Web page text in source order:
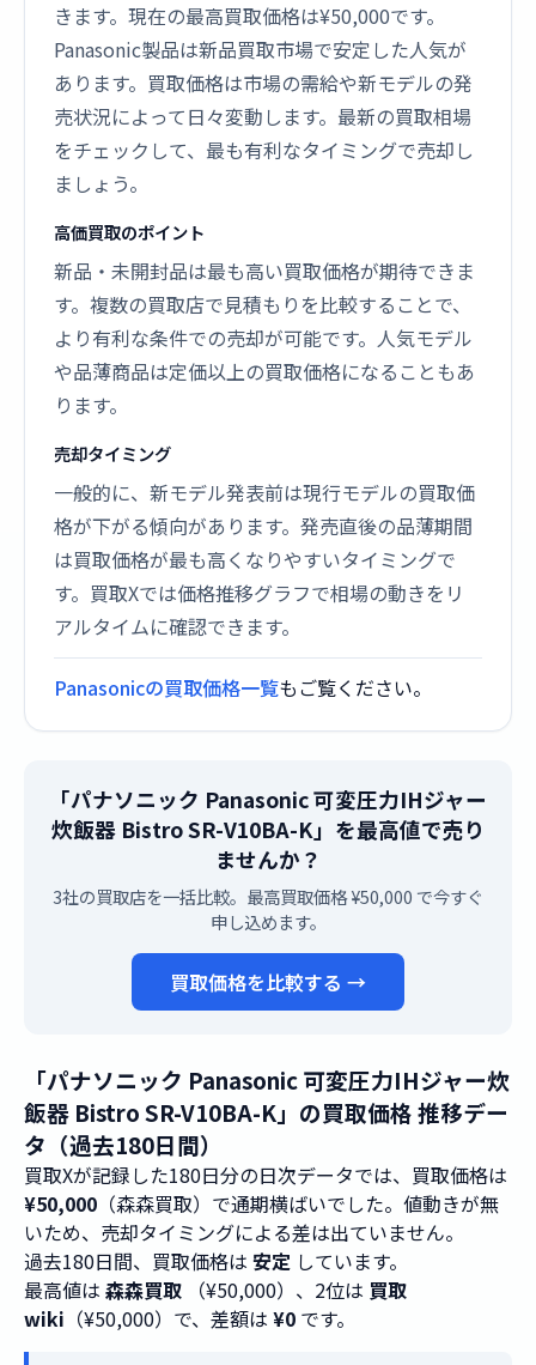
きます。現在の最高買取価格は¥50,000です。
Panasonic製品は新品買取市場で安定した人気が
あります。買取価格は市場の需給や新モデルの発
売状況によって日々変動します。最新の買取相場
をチェックして、最も有利なタイミングで売却し
ましょう。
高価買取のポイント
新品・未開封品は最も高い買取価格が期待できま
す。複数の買取店で見積もりを比較することで、
より有利な条件での売却が可能です。人気モデル
や品薄商品は定価以上の買取価格になることもあ
ります。
売却タイミング
一般的に、新モデル発表前は現行モデルの買取価
格が下がる傾向があります。発売直後の品薄期間
は買取価格が最も高くなりやすいタイミングで
す。買取Xでは価格推移グラフで相場の動きをリ
アルタイムに確認できます。
Panasonicの買取価格一覧もご覧ください。
「パナソニック Panasonic 可変圧力IHジャー
炊飯器 Bistro SR-V10BA-K」を最高値で売り
ませんか？
3社の買取店を一括比較。最高買取価格 ¥50,000 で今すぐ
申し込めます。
買取価格を比較する →
「パナソニック Panasonic 可変圧力IHジャー炊
飯器 Bistro SR-V10BA-K」の買取価格 推移デー
タ（過去180日間）
買取Xが記録した180日分の日次データでは、買取価格は
¥50,000 （森森買取）で通期横ばいでした。値動きが無
いため、売却タイミングによる差は出ていません。
過去180日間、買取価格は 安定 しています。
最高値は 森森買取 （¥50,000）、2位は 買取
wiki （¥50,000）で、差額は ¥0 です。